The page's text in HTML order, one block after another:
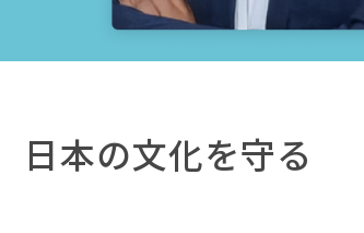
日本の文化を守る